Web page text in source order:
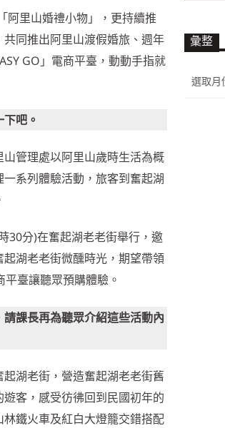
阿里山婚禮小物」，更持續推
同推出阿里山渡假婚旅、週年
GO」電商平臺，動動手指就
吧。
管理處以阿里山歲時生活為概
系列體驗活動，旅客到奮起湖
30分)在奮起湖老老街舉行，邀
湖老老街微醺時光，期望帶領
臺讓聽眾預購體驗。
課長再為聽眾介紹這些活動內
湖老街，營造奮起湖老老街舊
客，感受彷彿回到民國初年的
鐵火車及紅白大燈籠交錯搭配
彙整
整